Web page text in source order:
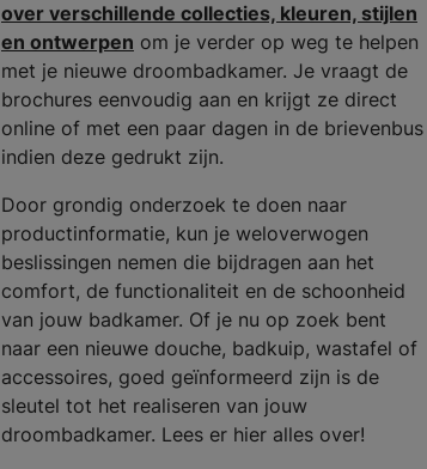
over verschillende collecties, kleuren, stijlen
en ontwerpen om je verder op weg te helpen
met je nieuwe droombadkamer. Je vraagt de
brochures eenvoudig aan en krijgt ze direct
online of met een paar dagen in de brievenbus
indien deze gedrukt zijn.
Door grondig onderzoek te doen naar
productinformatie, kun je weloverwogen
beslissingen nemen die bijdragen aan het
comfort, de functionaliteit en de schoonheid
van jouw badkamer. Of je nu op zoek bent
naar een nieuwe douche, badkuip, wastafel of
accessoires, goed geïnformeerd zijn is de
sleutel tot het realiseren van jouw
droombadkamer. Lees er hier alles over!